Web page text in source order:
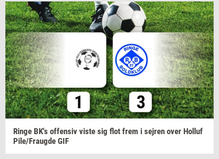
Ringe BK's of­fen­siv viste sig flot frem i sej­ren over Hol­luf
Pile/Fraug­de GIF